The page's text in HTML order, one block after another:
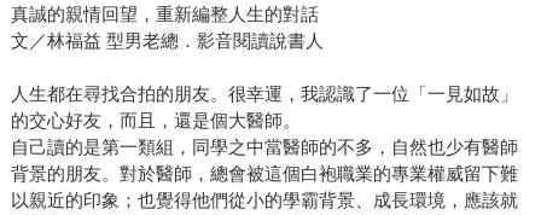
真誠的親情回望，重新編整人生的對話
文／林福益 型男老總．影音閱讀說書人
人生都在尋找合拍的朋友。很幸運，我認識了一位「一見如故」
的交心好友，而且，還是個大醫師。
自己讀的是第一類組，同學之中當醫師的不多，自然也少有醫師
背景的朋友。對於醫師，總會被這個白袍職業的專業權威留下難
以親近的印象；也覺得他們從小的學霸背景、成長環境，應該就